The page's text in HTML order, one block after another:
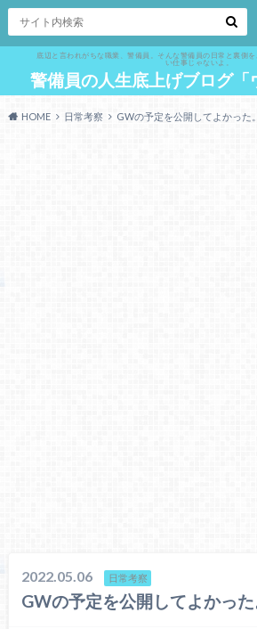
底辺と言われがちな職業、警備員。そんな警備員の日常と裏側
い仕事じゃないよ。
警備員の人生底上げブログ「
HOME 日常考察 GWの予定を公開してよかった。
2022.05.06 日常考察
GWの予定を公開してよかった